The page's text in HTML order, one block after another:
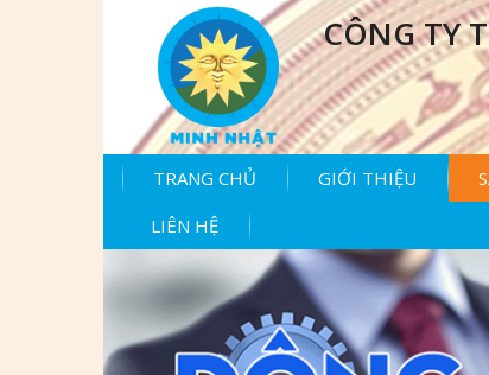
CÔNG TY
TRANG CHỦ GIỚI THIỆU
LIÊN HỆ